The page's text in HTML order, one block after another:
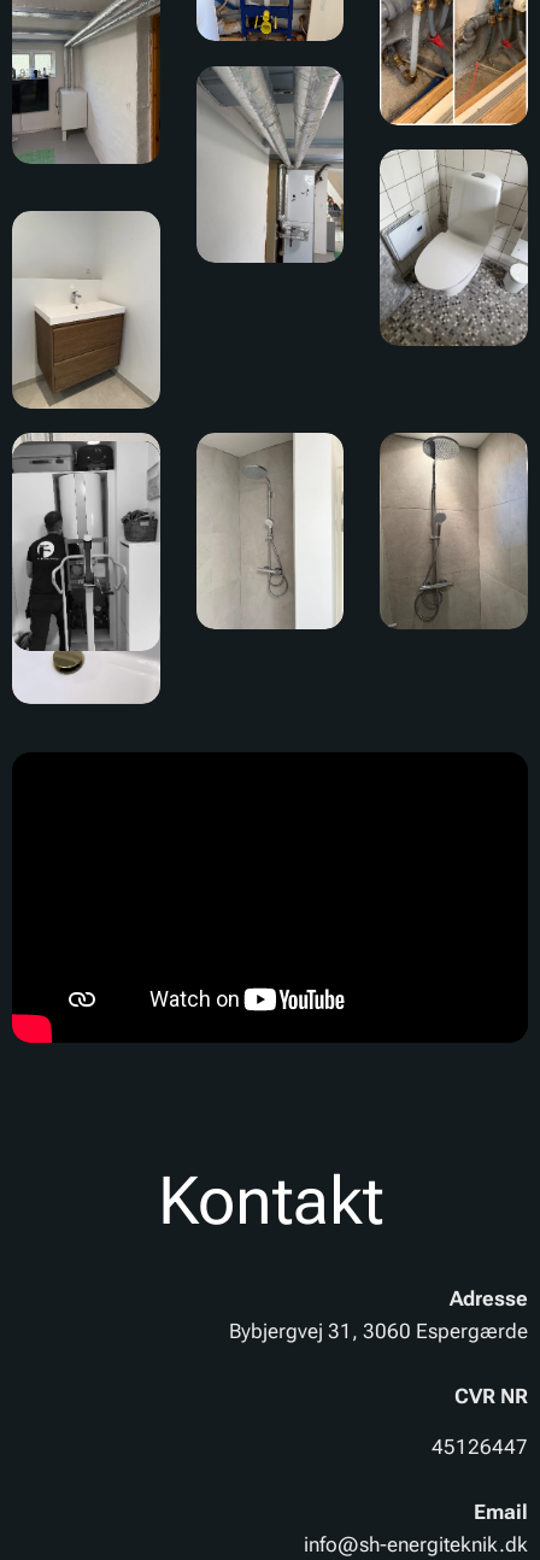
Kontakt
Adresse
Bybjergvej 31, 3060 Espergærde
CVR NR
45126447
Email
info@sh-energiteknik.dk